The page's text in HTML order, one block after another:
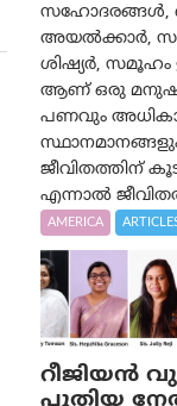
അയൽക്കാർ,
ശിഷ്യർ, സമൂഹം
ആണ് ഒരു
പണവും
ജീവിതത്തിന്
എന്നാൽ
AMERICA
റീജിയൻ
പുതിയ